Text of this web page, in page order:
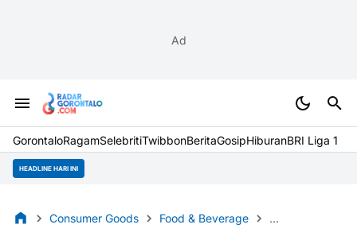
Ad
GorontaloRagamSelebritiTwibbonBeritaGosipHiburanBRI Liga 1
HEADLINE HARI INI
Consumer Goods Food & Beverage Hyperlocal